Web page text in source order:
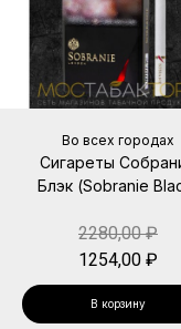
Во всех городах
Сигареты
Блэк (Sobranie
2280,00₽
1254,00 ₽
В корзину